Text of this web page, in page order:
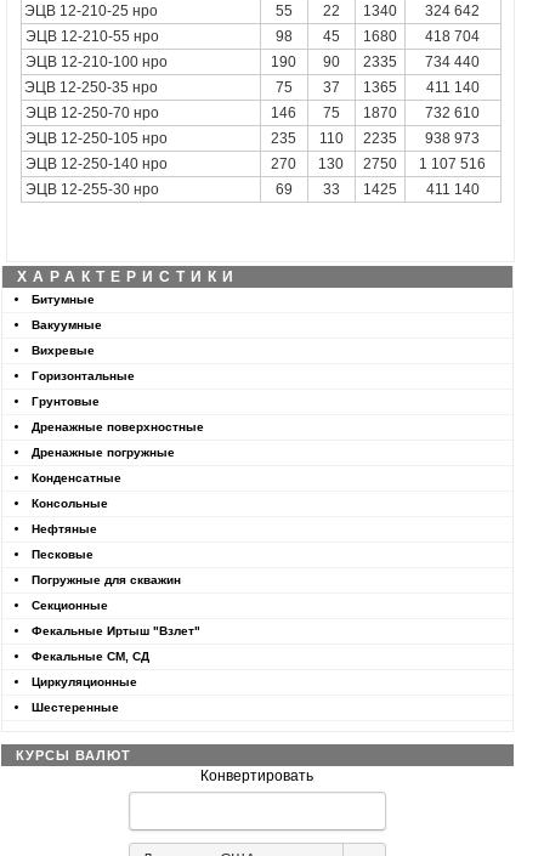
ЭЦВ 12-210-25 нро
55 22 1340
324 642
ЭЦВ 12-210-55 нро 98 45 1680
418 704
ЭЦВ 12-210-100нро 190 90 2335
734 440
ЭЦВ 12-250-35 нро
75 37 1365
411 140
ЭЦВ 12-250-70нро 146 75 1870
732 610
ЭЦВ 12-250-105 нро 235 110 2235
938 973
ЭЦВ 12-250-140нро 270 130 2750
1 107 516
ЭЦВ 12-255-30 нро 69 33 1425 411 140
ХАРАКТЕРИСТИКИ
Битумные
Вакуумные
Вихревые
Горизонтальные
Грунтовые
Дренажные поверхностные
Дренажные погружные
Конденсатные
Консольные
Нефтяные
Песковые
Погружные для скважин
Секционные
Фекальные Иртыш "Взлет"
Фекальные СМ, СД
Циркуляционные
Шестеренные
КУРСЫ ВАЛЮТ
Конвертировать